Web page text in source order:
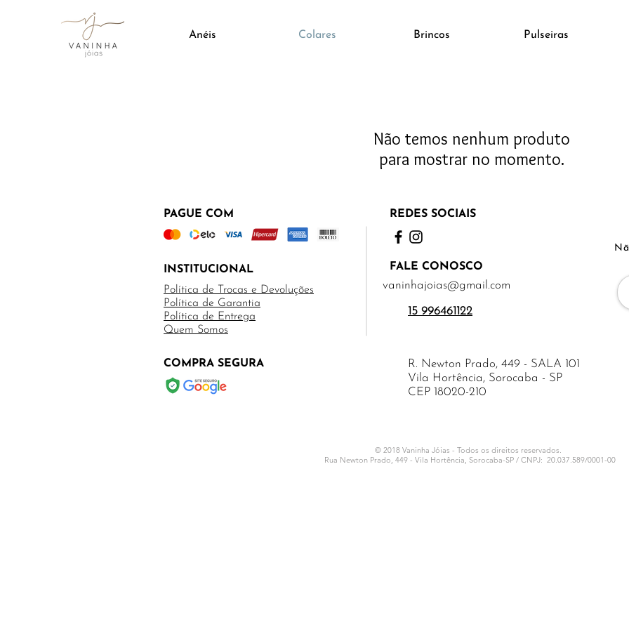
Anéis Colares Brincos Pulseiras
Não temos nenhum produto
para mostrar no momento.
PAGUE COM REDES SOCIAIS
INSTITUCIONAL FALE CONOSCO
vaninhajoias@gmail.com
15 996461122
Política de Trocas e Devoluções
Política de Garantia
Política de Entrega
Quem Somos
COMPRA SEGURA
R. Newton Prado, 449 - SALA 101
Vila Hortência, Sorocaba - SP
CEP 18020-210
© 2018 Vaninha Jóias - Todos os direitos reservados.
Rua Newton Prado, 449 - Vila Hortência, Sorocaba-SP / CNPJ: 20.037.589/0001-00